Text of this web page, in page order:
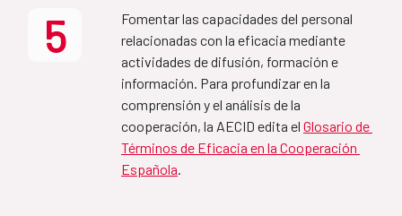
Country Partnership
Framework Ethiopia-Spain
2022-2027
MAP Bolivia-España
Informe Seguimiento Plan
Acción 2025
Plan de acción 2026
Aprobado por el Consejo Rector de la Agencia, el 30
5
Fomentar las capacidades del personal
relacionadas con la eficacia mediante
actividades de difusión, formación e
información. Para profundizar en la
comprensión y el análisis de la
cooperación, la AECID edita el Glosario de
Términos de Eficacia en la Cooperación
Española.